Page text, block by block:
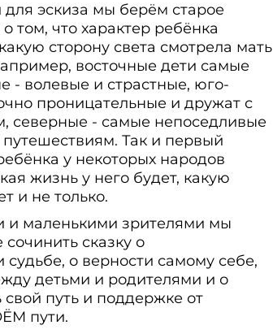
эскиза мы берём старое
том, что характер ребёнка
сторону света смотрела мать
восточные дети самые
волевые и страстные, юго-
проницательные и дружат с
северные - самые непоседливые
Так и первый
у некоторых народов
жизнь у него будет, какую
и не только.
и маленькими зрителями мы
сказку о
о верности самому себе,
детьми и родителями и о
путь и поддержке от
пути.